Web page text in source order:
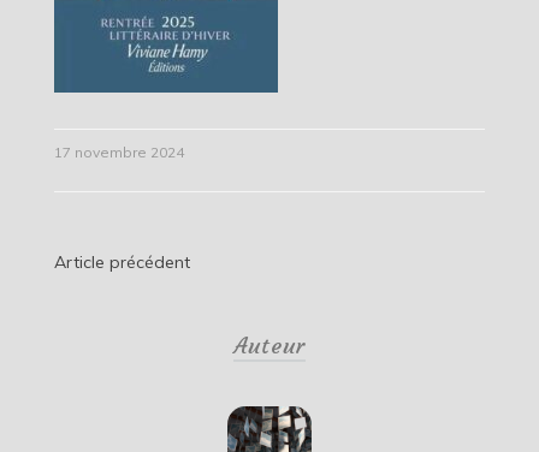
17 novembre 2024
Navigation
Article précédent
Auteur